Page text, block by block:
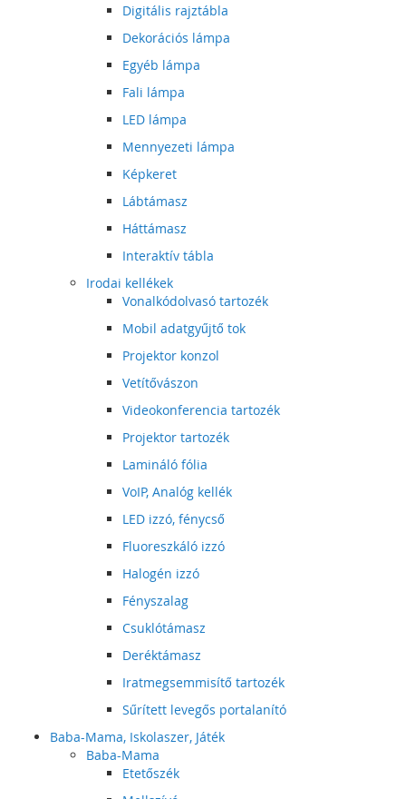
Digitális rajztábla
Dekorációs lámpa
Egyéb lámpa
Fali lámpa
LED lámpa
Mennyezeti lámpa
Képkeret
Lábtámasz
Háttámasz
Interaktív tábla
Irodai kellékek
Vonalkódolvasó tartozék
Mobil adatgyűjtő tok
Projektor konzol
Vetítővászon
Videokonferencia tartozék
Projektor tartozék
Lamináló fólia
VoIP, Analóg kellék
LED izzó, fénycső
Fluoreszkáló izzó
Halogén izzó
Fényszalag
Csuklótámasz
Deréktámasz
Iratmegsemmisítő tartozék
Sűrített levegős portalanító
Baba-Mama, Iskolaszer, Játék
Baba-Mama
Etetőszék